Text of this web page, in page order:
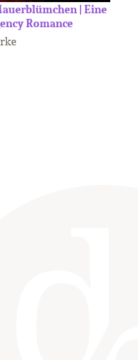
| Eine
Romance